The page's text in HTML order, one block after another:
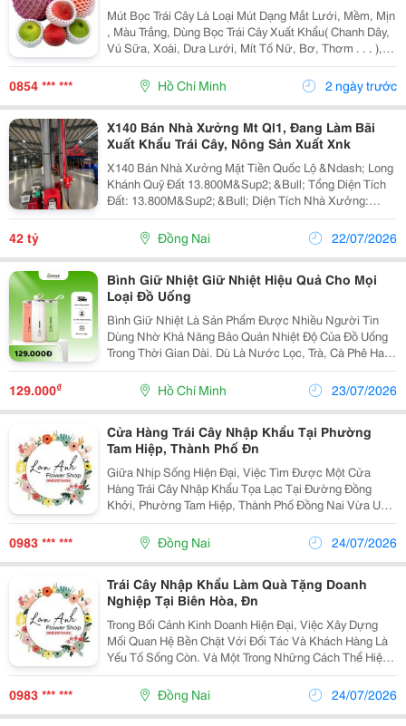
Mút Bọc Trái Cây Là Loại Mút Dạng Mắt Lưới, Mềm, Mịn
, Màu Trắng, Dùng Bọc Trái Cây Xuất Khẩu( Chanh Dây,
Vú Sữa, Xoài, Dưa Lưới, Mít Tố Nữ, Bơ, Thơm . . . ),
Đặc Biệt Có Loại Mút Một Đầu Lớn, Một Đầu Nhỏ Bọc
Trái Ổi Đài Loan Ngay Từ Khi Còn Nhỏ .
0854 *** *** Hồ Chí Minh 2 ngày trước
X140 Bán Nhà Xưởng Mt Ql1, Đang Làm Bãi
Xuất Khẩu Trái Cây, Nông Sản Xuất Xnk
X140 Bán Nhà Xưởng Mặt Tiền Quốc Lộ &Ndash; Long
Khánh Quỹ Đất 13.800M&Sup2; &Bull; Tổng Diện Tích
Đất: 13.800M&Sup2; &Bull; Diện Tích Nhà Xưởng:
2.500M&Sup2; (50M X 50M) &Bull; Văn Phòng + Nhà Ở
Công Ty: 300M&Sup2; &Bull; Đất Thổ Cư:...
42 tỷ Đồng Nai 22/07/2026
Bình Giữ Nhiệt Giữ Nhiệt Hiệu Quả Cho Mọi
Loại Đồ Uống
Bình Giữ Nhiệt Là Sản Phẩm Được Nhiều Người Tin
Dùng Nhờ Khả Năng Bảo Quản Nhiệt Độ Của Đồ Uống
Trong Thời Gian Dài. Dù Là Nước Lọc, Trà, Cà Phê Hay
Nước Trái Cây, Một Chiếc Bình Giữ Nhiệt Chất Lượng
Sẽ Giúp Bạn Dễ Dàng Mang Theo Và Sử Dụng Bất Cứ...
129.000₫ Hồ Chí Minh 23/07/2026
Cửa Hàng Trái Cây Nhập Khẩu Tại Phường
Tam Hiệp, Thành Phố Đn
Giữa Nhịp Sống Hiện Đại, Việc Tìm Được Một Cửa
Hàng Trái Cây Nhập Khẩu Tọa Lạc Tại Đường Đồng
Khởi, Phường Tam Hiệp, Thành Phố Đồng Nai Vừa Uy
Tín, Vừa Có Sản Phẩm Phong Phú Quả Thực Không Hề
Đơn Giản. Bạn Có Thể Dễ Dàng Bắt Gặp Những Gánh
Hàng Rong...
0983 *** *** Đồng Nai 24/07/2026
Trái Cây Nhập Khẩu Làm Quà Tặng Doanh
Nghiệp Tại Biên Hòa, Đn
Trong Bối Cảnh Kinh Doanh Hiện Đại, Việc Xây Dựng
Mối Quan Hệ Bền Chặt Với Đối Tác Và Khách Hàng Là
Yếu Tố Sống Còn. Và Một Trong Những Cách Thể Hiện
Sự Trân Trọng Tinh Tế Nhất Chính Là Lựa Chọn Những
Giỏ Trái Cây Nhập Khẩu Làm Quà Tặng Doanh Nghiệp...
0983 *** *** Đồng Nai 24/07/2026